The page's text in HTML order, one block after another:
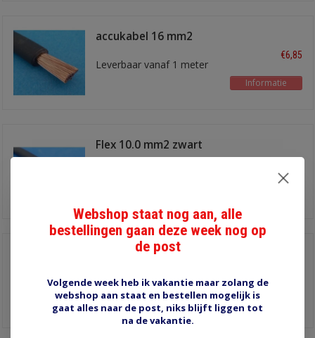
accukabel 16 mm2
Leverbaar vanaf 1 meter
€6,85
Informatie
Flex 10.0 mm2 zwart
accukabel 35 mm2
Leverbaar vanaf 1 meter
Informatie
Webshop staat nog aan, alle
bestellingen gaan deze week nog op
de post
Volgende week heb ik vakantie maar zolang de
webshop aan staat en bestellen mogelijk is
gaat alles naar de post, niks blijft liggen tot
na de vakantie.